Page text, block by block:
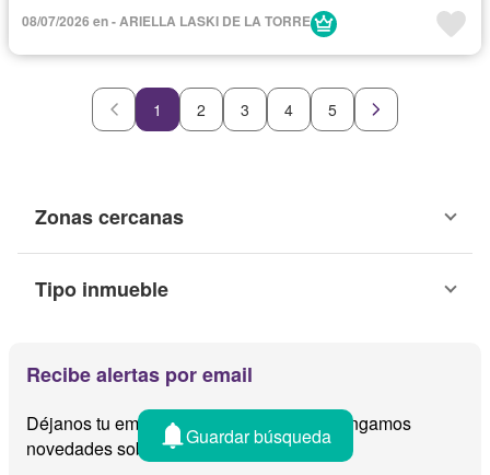
08/07/2026 en - ARIELLA LASKI DE LA TORRE
1 2 3 4 5
Zonas cercanas
Tipo inmueble
Recibe alertas por email
Déjanos tu email y te avisamos cuando tengamos
novedades sobre
Guardar búsqueda